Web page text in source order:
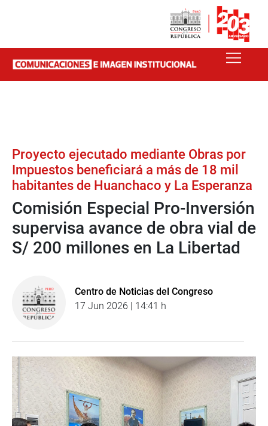
Proyecto ejecutado mediante Obras por
Impuestos beneficiará a más de 18 mil
habitantes de Huanchaco y La Esperanza
Comisión Especial Pro-Inversión
supervisa avance de obra vial de
S/ 200 millones en La Libertad
Centro de Noticias del Congreso
17 Jun 2026 | 14:41 h